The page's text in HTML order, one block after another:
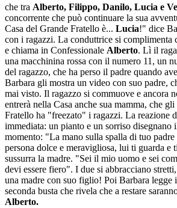
che tra Alberto, Filippo, Danilo, Lucia e
concorrente che può continuare la sua
Casa del Grande Fratello è... Lucia!" dice
con i ragazzi. La conduttrice si complimenta
e chiama in Confessionale Alberto. Lì il
una macchinina rossa con il numero 11, un
del ragazzo, che ha perso il padre quando
Barbara gli mostra un video con suo padre,
mai visto. Il ragazzo si commuove e ancora
entrerà nella Casa anche sua mamma, che
Fratello ha "freezato" i ragazzi. La reazione
immediata: un pianto e un sorriso disegnano
momento: "La mano sulla spalla di tuo padre
persona dolce e meravigliosa, lui ti guarda e
sussurra la madre. "Sei il mio uomo e sei
devi essere fiero". I due si abbracciano
una madre con suo figlio! Poi Barbara legge
seconda busta che rivela che a restare
Alberto.